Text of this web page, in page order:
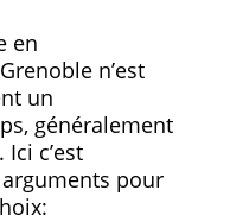
en
n’est
un
généralement
c’est
pour